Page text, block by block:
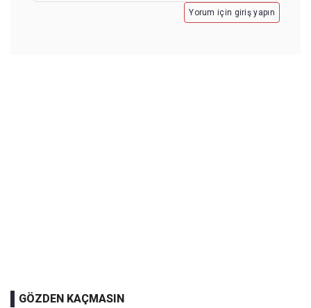
Yorum için giriş yapın
GÖZDEN KAÇMASIN